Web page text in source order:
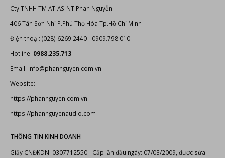
Chính sách vận chuyển
Chính sách bảo hành
Chính sách bảo mật thông tin
LIÊN HỆ
Cty TNHH TM AT-AS-NT Phan Nguyễn
406 Tân Sơn Nhì P.Phú Thọ Hòa Tp.Hồ Chí Minh
Điện thoại: (028) 6269 2440 - 0909.798.010
Hotline:0988.235.713
Email: info@phannguyen.com.vn